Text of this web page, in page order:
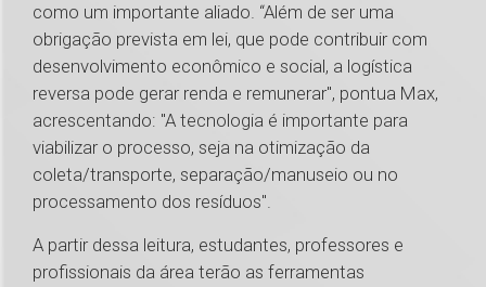
como um importante aliado. “Além de ser uma
obrigação prevista em lei, que pode contribuir com
desenvolvimento econômico e social, a logística
reversa pode gerar renda e remunerar", pontua Max,
acrescentando: "A tecnologia é importante para
viabilizar o processo, seja na otimização da
coleta/transporte, separação/manuseio ou no
processamento dos resíduos".
A partir dessa leitura, estudantes, professores e
profissionais da área terão as ferramentas